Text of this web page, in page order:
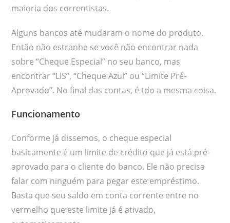
maioria dos correntistas.
Alguns bancos até mudaram o nome do produto.
Então não estranhe se você não encontrar nada
sobre “Cheque Especial” no seu banco, mas
encontrar “LIS”, “Cheque Azul” ou “Limite Pré-
Aprovado”. No final das contas, é tdo a mesma coisa.
Funcionamento
Conforme já dissemos, o cheque especial
basicamente é um limite de crédito que já está pré-
aprovado para o cliente do banco. Ele não precisa
falar com ninguém para pegar este empréstimo.
Basta que seu saldo em conta corrente entre no
vermelho que este limite já é ativado,